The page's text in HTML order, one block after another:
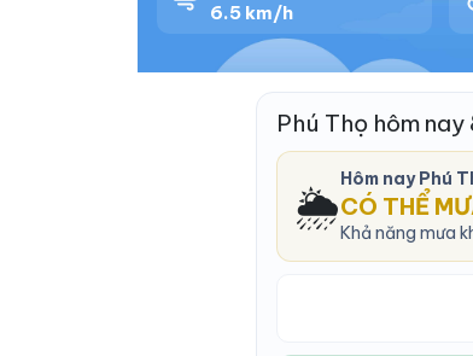
6.5 km/h
Phú Thọ hôm
🌦️
Hôm nay Phú
CÓ THỂ
Khả năng mưa